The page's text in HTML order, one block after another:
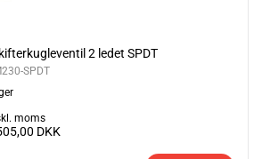
2 ledet SPDT
SPDT
moms
DKK